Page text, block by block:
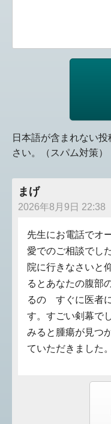
日本語が含まれない
さい。（スパム対策）
まげ
2026年8月9日 22:38
先生にお電話でオ
愛でのご相談でし
院に行きなさいと
るとあなたの腹部
るの すぐに医者
す。すごい剣幕で
みると腫瘍が見つ
ていただきました